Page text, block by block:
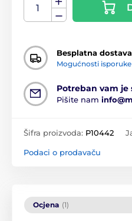
Besplatna dostava
Mogućnosti isporuke
Potreban vam je
Pišite nam
Šifra proizvoda: P10442
Podaci o prodavaču
Ocjena (1)